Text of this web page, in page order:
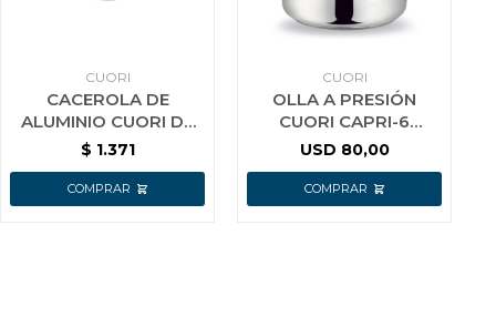
CUORI
CACEROLA DE
ALUMINIO CUORI DE
24 CM CON INTERIOR
$ 1.371
CUORI
OLLA A PRESIÓN
CUORI CAPRI-6
ACERO INOX
USD 80,00